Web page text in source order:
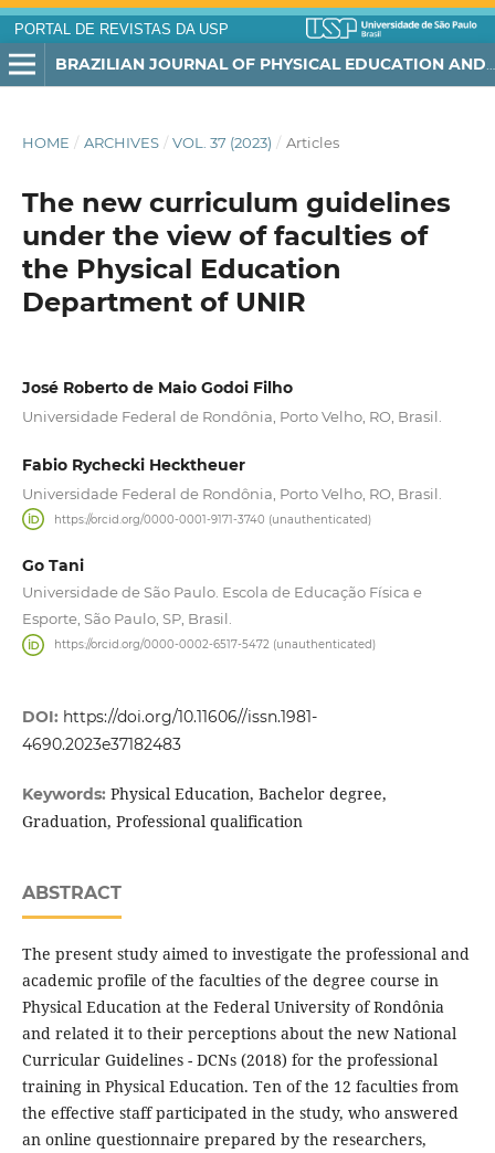
PORTAL DE REVISTAS DA USP
HOME / ARCHIVES / VOL. 37 (2023) / Articles
The new curriculum guidelines
under the view of faculties of
the Physical Education
Department of UNIR
José Roberto de Maio Godoi Filho
Universidade Federal de Rondônia, Porto Velho, RO, Brasil.
Fabio Rychecki Hecktheuer
Universidade Federal de Rondônia, Porto Velho, RO, Brasil.
https://orcid.org/0000-0001-9171-3740 (unauthenticated)
Go Tani
Universidade de São Paulo. Escola de Educação Física e
Esporte, São Paulo, SP, Brasil.
https://orcid.org/0000-0002-6517-5472 (unauthenticated)
DOI: https://doi.org/10.11606//issn.1981-
4690.2023e37182483
Keywords: Physical Education, Bachelor degree,
Graduation, Professional qualification
ABSTRACT
The present study aimed to investigate the professional and
academic profile of the faculties of the degree course in
Physical Education at the Federal University of Rondônia
and related it to their perceptions about the new National
Curricular Guidelines - DCNs (2018) for the professional
training in Physical Education. Ten of the 12 faculties from
the effective staff participated in the study, who answered
an online questionnaire prepared by the researchers,